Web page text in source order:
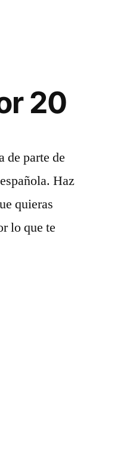
20
de parte de
Haz
quieras
lo que te